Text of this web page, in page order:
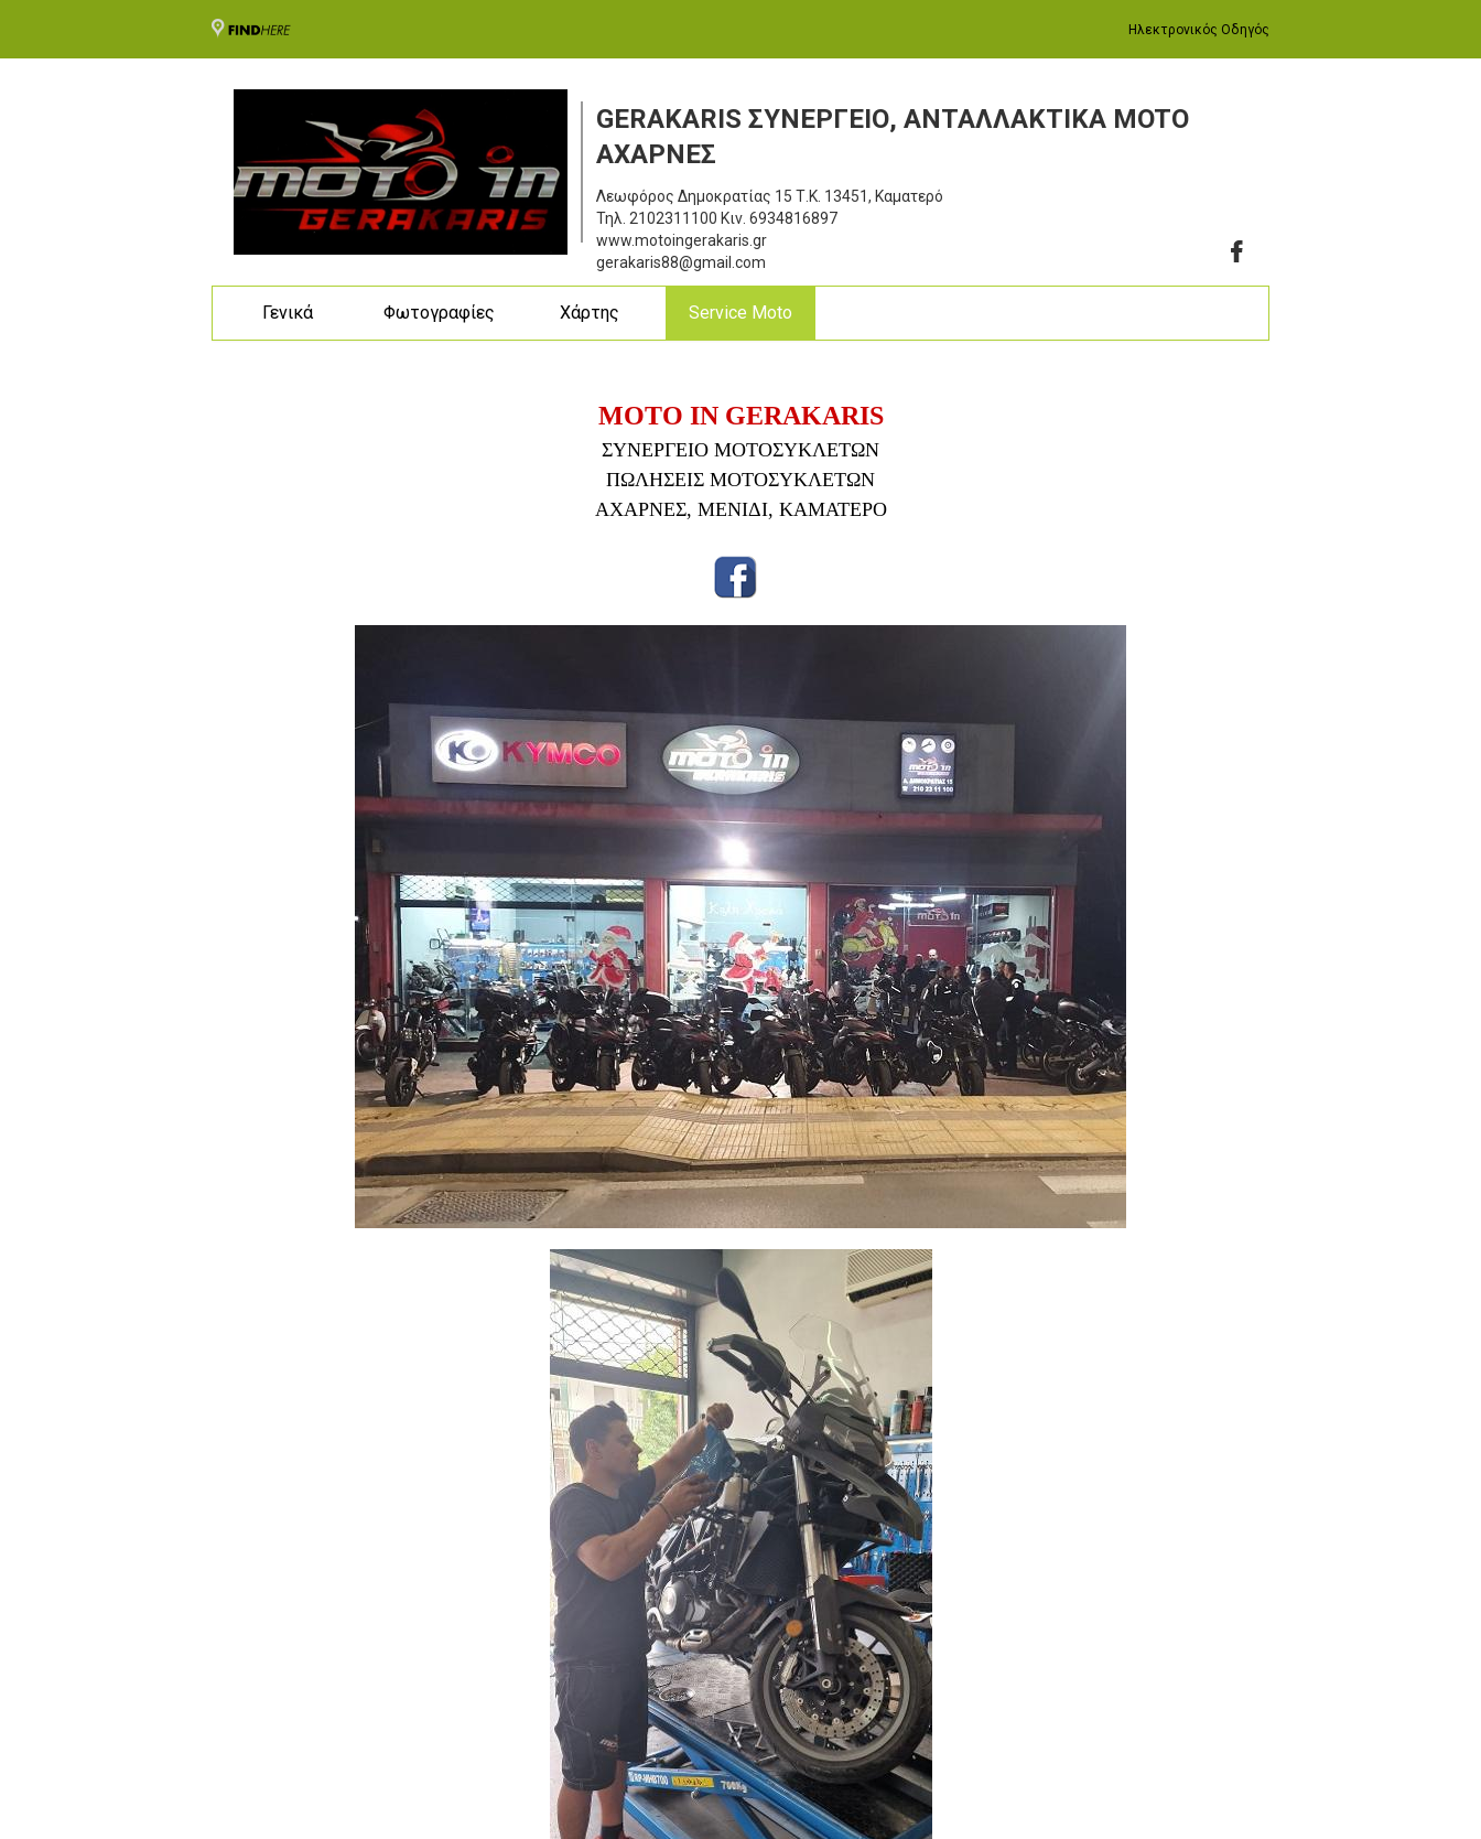
Ηλεκτρονικός Οδηγός
GERAKARIS ΣΥΝΕΡΓΕΙΟ, ΑΝΤΑΛΛΑΚΤΙΚΑ MOTO
ΑΧΑΡΝΕΣ
Λεωφόρος Δημοκρατίας 15 Τ.Κ. 13451, Καματερό
Τηλ. 2102311100 Κιν. 6934816897
www.motoingerakaris.gr
gerakaris88@gmail.com
Γενικά Φωτογραφίες Χάρτης Service Moto
MOTO IN GERAKARIS
ΣΥΝΕΡΓΕΙΟ ΜΟΤΟΣΥΚΛΕΤΩΝ
ΠΩΛΗΣΕΙΣ ΜΟΤΟΣΥΚΛΕΤΩΝ
ΑΧΑΡΝΕΣ, ΜΕΝΙΔΙ, ΚΑΜΑΤΕΡΟ